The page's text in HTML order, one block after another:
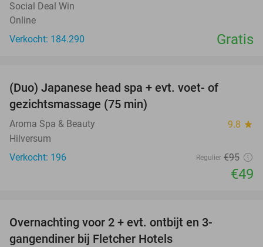
Social Deal Win
Online
Verkocht: 184.290
Gratis
(Duo) Japanese head spa + evt. voet- of
gezichtsmassage (75 min)
Aroma Spa & Beauty 9.8 star
Hilversum
Verkocht: 196
Regulier €95
€49
Overnachting voor 2 + evt. ontbijt en 3-
gangendiner bij Fletcher Hotels